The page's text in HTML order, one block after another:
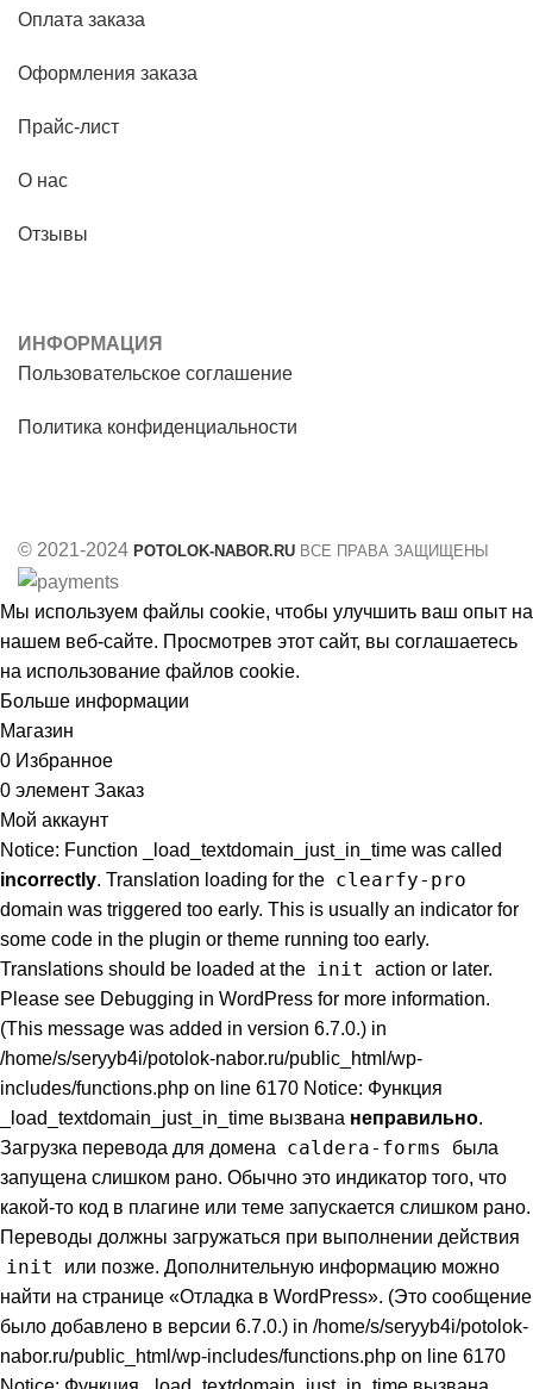
Оплата заказа
Оформления заказа
Прайс-лист
О нас
Отзывы
ИНФОРМАЦИЯ
Пользовательское соглашение
Политика конфиденциальности
© 2021-2024 POTOLOK-NABOR.RU ВСЕ ПРАВА ЗАЩИЩЕНЫ
Мы используем файлы cookie, чтобы улучшить ваш опыт на
нашем веб-сайте. Просмотрев этот сайт, вы соглашаетесь
на использование файлов cookie.
Больше информации
Магазин
0 Избранное
0 элемент Заказ
Мой аккаунт
Notice: Function _load_textdomain_just_in_time was called
incorrectly. Translation loading for the clearfy-pro
domain was triggered too early. This is usually an indicator for
some code in the plugin or theme running too early.
Translations should be loaded at the
init
action or later.
Please see Debugging in WordPress for more information.
(This message was added in version 6.7.0.) in
/home/s/seryyb4i/potolok-nabor.ru/public_html/wp-
includes/functions.php on line 6170 Notice: Функция
_load_textdomain_just_in_time вызвана неправильно.
Загрузка перевода для домена
caldera-forms
была
запущена слишком рано. Обычно это индикатор того, что
какой-то код в плагине или теме запускается слишком рано.
Переводы должны загружаться при выполнении действия
init
или позже. Дополнительную информацию можно
найти на странице «Отладка в WordPress». (Это сообщение
было добавлено в версии 6.7.0.) in /home/s/seryyb4i/potolok-
nabor.ru/public_html/wp-includes/functions.php on line 6170